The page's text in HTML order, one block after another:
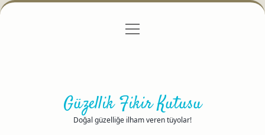
Gizlilik Politikası
menüyü
Güzellik Fikir Kutusu
Doğal güzelliğe ilham veren tüyolar!